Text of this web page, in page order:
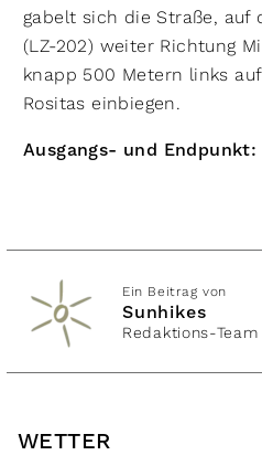
gabelt sich die Straße, auf
(LZ-202) weiter Richtung
knapp 500 Metern links
Rositas einbiegen.
Ausgangs- und Endpunkt:
Ein Beitrag von
Sunhikes
Redaktions-Team
WETTER